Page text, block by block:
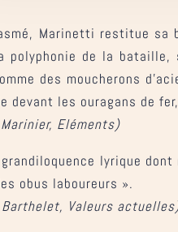
Marinetti restitue sa
polyphonie de la
des moucherons
devant les ouragans de
Eléments)
grandiloquence lyrique
obus laboureurs ».
Valeurs